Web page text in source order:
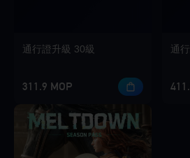
通行證升級 30級
311.9 MOP
通